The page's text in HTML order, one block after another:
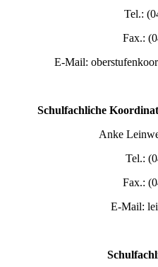
Tel.:
Fax.:
E-Mail:
Schulfachliche
Anke
Tel.:
Fax.:
E-Mail: